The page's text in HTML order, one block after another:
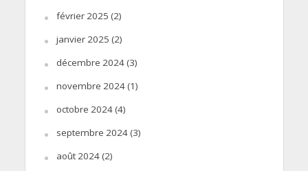
février 2025 (2)
janvier 2025 (2)
décembre 2024(3)
novembre 2024(1)
octobre 2024(4)
septembre 2024(3)
août 2024(2)